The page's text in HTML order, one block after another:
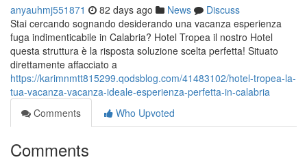
anyauhmj551871 82 days ago News
Discuss
Stai cercando sognando desiderando una vacanza esperienza
fuga indimenticabile in Calabria? Hotel Tropea il nostro Hotel
questa struttura è la risposta soluzione scelta perfetta! Situato
direttamente affacciato a
https://karimnmtt815299.qodsblog.com/41483102/hotel-tropea-la-
tua-vacanza-vacanza-ideale-esperienza-perfetta-in-calabria
Comments
Who Upvoted
Comments